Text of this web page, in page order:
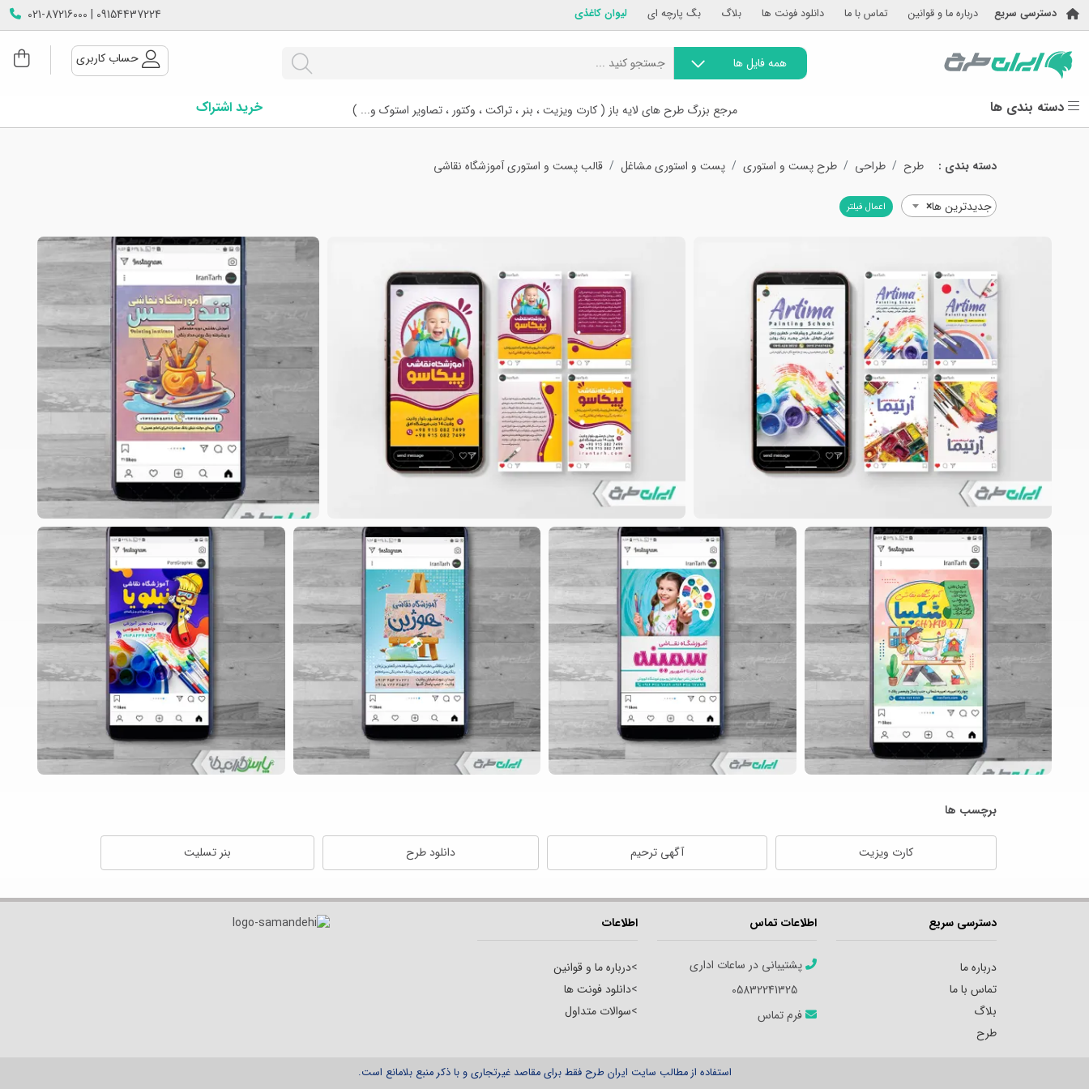
دسترسی سریع درباره ما و قوانین تماس با ما دانلود فونت ها بلاگ بگ پارچه ای لیوان کاغذی 09154437224 | 021-87216000
همه فایل ها حساب کاربری
دسته بندی ها مرجع بزرگ طرح های لایه باز ( کارت ویزیت ، بنر ، تراکت ، وکتور ، تصاویر استوک و... ) خرید اشتراک
دسته بندی : طرح طراحی طرح پست و استوری پست و استوری مشاغل قالب پست و استوری آموزشگاه نقاشی
×جدیدترین ها اعمال فیلتر
برچسب ها
کارت ویزیت آگهی ترحیم دانلود طرح بنر تسلیت
دسترسی سریع
درباره ما
تماس با ما
بلاگ
طرح
اطلاعات تماس
پشتیبانی در ساعات اداری
05832241325
فرم تماس
اطلاعات
>درباره ما و قوانین
>دانلود فونت ها
>سوالات متداول
استفاده از مطالب سایت ایران طرح فقط برای مقاصد غیرتجاری و با ذکر منبع بلامانع است.